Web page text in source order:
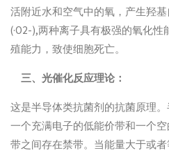
活附近水和空气中的氧，产生羟基
(·O2-),两种离子具有极强的氧化
殖能力，致使细胞死亡。
三、光催化反应理论：
这是半导体类抗菌剂的抗菌原理
一个充满电子的低能价带和一个
带之间存在禁带。当能量大于或